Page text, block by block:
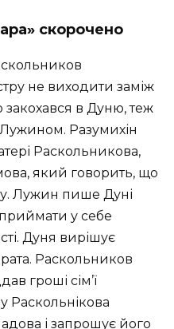
скорочено
не виходити заміж
в Дуню, теж
Лужином. Разумихін
Раскольникова,
який говорить, що
Лужин пише Дуні
у себе
Дуня вирішує
Раскольников
гроші сім’ї
Раскольнікова
і запрошує його